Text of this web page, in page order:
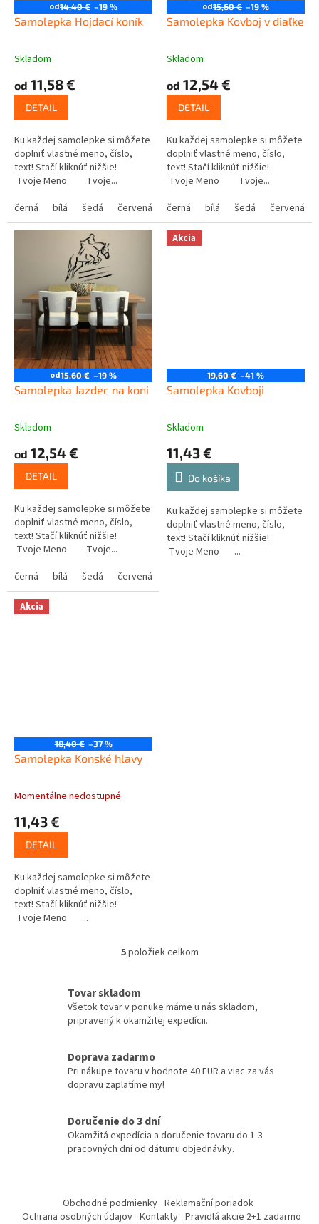
od14,40 € –19 %
Samolepka Hojdací koník
Skladom
od 11,58 €
DETAIL
Ku každej samolepke si môžete
doplniť vlastné meno, číslo,
text! Stačí kliknúť nižšie!
Tvoje Meno Tvoje...
černá
bílá šedá červená modrá žlutá zelená růžová
od15,60 € –19 %
Samolepka Kovboj v diaľke
Skladom
od 12,54 €
DETAIL
Ku každej samolepke si môžete
doplniť vlastné meno, číslo,
text! Stačí kliknúť nižšie!
Tvoje Meno Tvoje...
černá
bílá šedá červená
od15,60 € –19 %
Samolepka Jazdec na koni
Skladom
od 12,54 €
DETAIL
Ku každej samolepke si môžete
doplniť vlastné meno, číslo,
text! Stačí kliknúť nižšie!
Tvoje Meno Tvoje...
černá
bílá šedá červená
Akcia
19,60 € –41 %
Samolepka Kovboji
Skladom
11,43 €
Do košíka
Ku každej samolepke si môžete
doplniť vlastné meno, číslo,
text! Stačí kliknúť nižšie!
Tvoje Meno ...
Akcia
18,40 € –37 %
Samolepka Konské hlavy
Momentálne nedostupné
11,43 €
DETAIL
Ku každej samolepke si môžete
doplniť vlastné meno, číslo,
text! Stačí kliknúť nižšie!
Tvoje Meno ...
O
d
a
e
p
r
k
y
v
s
u
5položiek celkom
Tovar skladom
Všetok tovar v ponuke máme u nás skladom,
pripravený k okamžitej expedícii.
Doprava zadarmo
Pri nákupe tovaru v hodnote 40 EUR a viac za vás
dopravu zaplatíme my!
Doručenie do 3 dní
Okamžitá expedícia a doručenie tovaru do 1-3
pracovných dní od dátumu objednávky.
Obchodné podmienky Reklamační poriadok
Ochrana osobných údajov Kontakty Pravidlá akcie 2+1 zadarmo